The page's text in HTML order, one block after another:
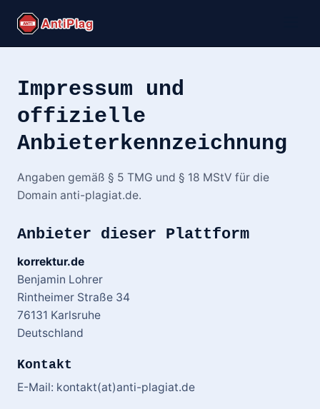
Impressum und
offizielle
Anbieterkennzeichnung
Angaben gemäß § 5 TMG und § 18 MStV für die
Domain anti-plagiat.de.
Anbieter dieser Plattform
korrektur.de
Benjamin Lohrer
Rintheimer Straße 34
76131 Karlsruhe
Deutschland
Kontakt
E-Mail: kontakt(at)anti-plagiat.de